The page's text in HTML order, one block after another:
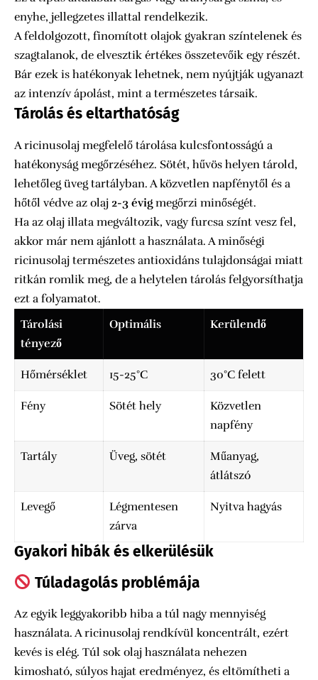
enyhe, jellegzetes illattal rendelkezik.
A feldolgozott, finomított olajok gyakran színtelenek és
szagtalanok, de elvesztik értékes összetevőik egy részét.
Bár ezek is hatékonyak lehetnek, nem nyújtják ugyanazt
az intenzív ápolást, mint a természetes társaik.
Tárolás és eltarthatóság
A ricinusolaj megfelelő tárolása kulcsfontosságú a
hatékonyság megőrzéséhez. Sötét, hűvös helyen tárold,
lehetőleg üveg tartályban. A közvetlen napfénytől és a
hőtől védve az olaj 2-3 évig megőrzi minőségét.
Ha az olaj illata megváltozik, vagy furcsa színt vesz fel,
akkor már nem ajánlott a használata. A minőségi
ricinusolaj természetes antioxidáns tulajdonságai miatt
ritkán romlik meg, de a helytelen tárolás felgyorsíthatja
ezt a folyamatot.
Tárolási
tényező
Optimális Kerülendő
Hőmérséklet 15-25°C 30°C felett
Fény Sötét hely
Közvetlen
napfény
Tartály Üveg, sötét
Műanyag,
átlátszó
Levegő
Légmentesen
zárva
Nyitva hagyás
Gyakori hibák és elkerülésük
Túladagolás problémája
Az egyik leggyakoribb hiba a túl nagy mennyiség
használata. A ricinusolaj rendkívül koncentrált, ezért
kevés is elég. Túl sok olaj használata nehezen
kimosható, súlyos hajat eredményez, és eltömítheti a